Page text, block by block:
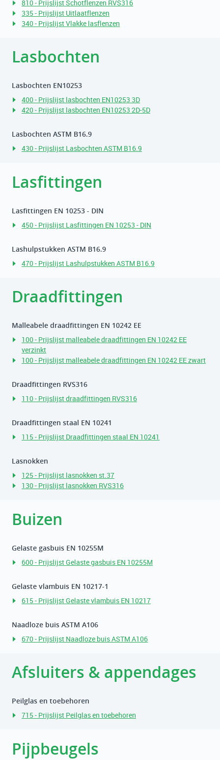
810 - Prijslijst Schotflenzen RVS316
335 - Prijslijst Uitlaatflenzen
340 - Prijslijst Vlakke lasflenzen
Lasbochten
Lasbochten EN10253
400 - Prijslijst lasbochten EN10253 3D
420 - Prijslijst lasbochten EN10253 2D-5D
Lasbochten ASTM B16.9
430 - Prijslijst Lasbochten ASTM B16.9
Lasfittingen
Lasfittingen EN 10253 - DIN
450 - Prijslijst Lasfittingen EN 10253 - DIN
Lashulpstukken ASTM B16.9
470 - Prijslijst Lashulpstukken ASTM B16.9
Draadfittingen
Malleabele draadfittingen EN 10242 EE
100 - Prijslijst malleabele draadfittingen EN 10242 EE
verzinkt
100 - Prijslijst malleabele draadfittingen EN 10242 EE zwart
Draadfittingen RVS316
110 - Prijslijst draadfittingen RVS316
Draadfittingen staal EN 10241
115 - Prijslijst Draadfittingen staal EN 10241
Lasnokken
125 - Prijslijst lasnokken st.37
130 - Prijslijst lasnokken RVS316
Buizen
Gelaste gasbuis EN 10255M
600 - Prijslijst Gelaste gasbuis EN 10255M
Gelaste vlambuis EN 10217-1
615 - Prijslijst Gelaste vlambuis EN 10217
Naadloze buis ASTM A106
670 - Prijslijst Naadloze buis ASTM A106
Afsluiters & appendages
Peilglas en toebehoren
715 - Prijslijst Peilglas en toebehoren
Pijpbeugels